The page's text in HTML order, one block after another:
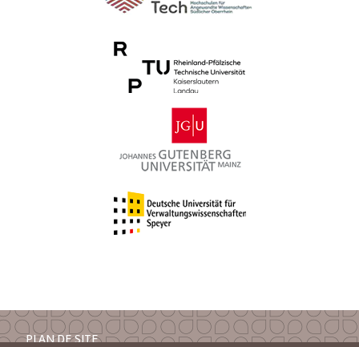
PLAN DE SITE